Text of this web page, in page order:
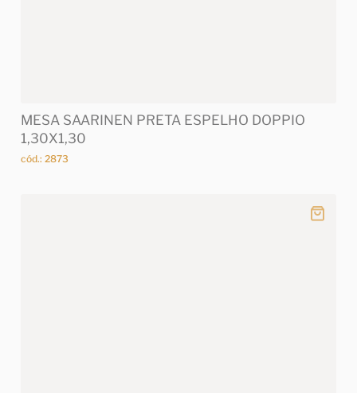
MESA SAARINEN PRETA ESPELHO DOPPIO
1,30X1,30
cód.: 2873